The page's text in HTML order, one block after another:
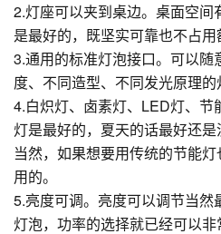
2.灯座可以夹到桌边。桌面空
是最好的，既坚实可靠也不占用
3.通用的标准灯泡接口。可以随
度、不同造型、不同发光原理的
4.白炽灯、卤素灯、LED灯、
灯是最好的，夏天的话最好还是
当然，如果想要用传统的节能
用的。
5.亮度可调。亮度可以调节当
灯泡，功率的选择就已经可以非